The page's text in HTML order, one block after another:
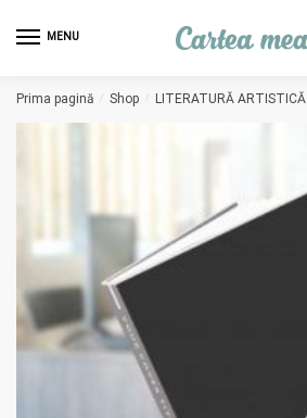
MENU
Prima pagină / Shop / LITERATURĂ ARTISTICĂ